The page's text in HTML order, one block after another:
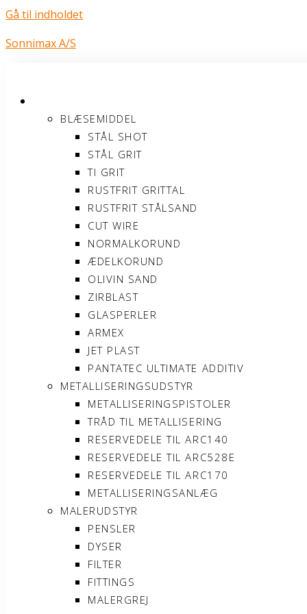
Gå til indholdet
Sonnimax A/S
BLÆSEMIDDEL
STÅL SHOT
STÅL GRIT
TI GRIT
RUSTFRIT GRITTAL
RUSTFRIT STÅLSAND
CUT WIRE
NORMALKORUND
ÆDELKORUND
OLIVIN SAND
ZIRBLAST
GLASPERLER
ARMEX
JET PLAST
PANTATEC ULTIMATE ADDITIV
METALLISERINGSUDSTYR
METALLISERINGSPISTOLER
TRÅD TIL METALLISERING
RESERVEDELE TIL ARC140
RESERVEDELE TIL ARC528E
RESERVEDELE TIL ARC170
METALLISERINGSANLÆG
MALERUDSTYR
PENSLER
DYSER
FILTER
FITTINGS
MALERGREJ